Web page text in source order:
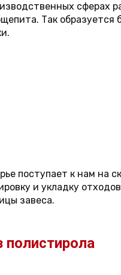
сферах
Так образуется
поступает к нам на
и укладку
завеса.
полистирола